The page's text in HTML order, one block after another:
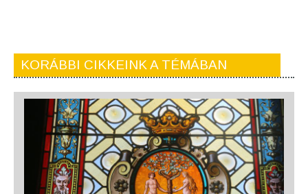
KORÁBBI CIKKEINK A TÉMÁBAN